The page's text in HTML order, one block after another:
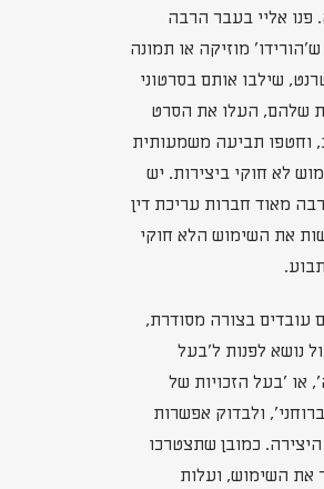
פנו אליי בעבר הרבה
מוזיקה או תמונה
שילבו אותם בסרטוני
שלהם, העלו את הסרט
וחטפו תביעה משמעותית
לא חוקי ביצירות. יש
מאוד חברות עריכת דין
את השימוש הלא חוקי
עובדים בצורה מסודרת,
נושא לפנות ל'בעל
או 'בעל הזכויות של
ברוחני', ולבדוק אפשרות
כמובן שתצטרכו
את השימוש, ועלות